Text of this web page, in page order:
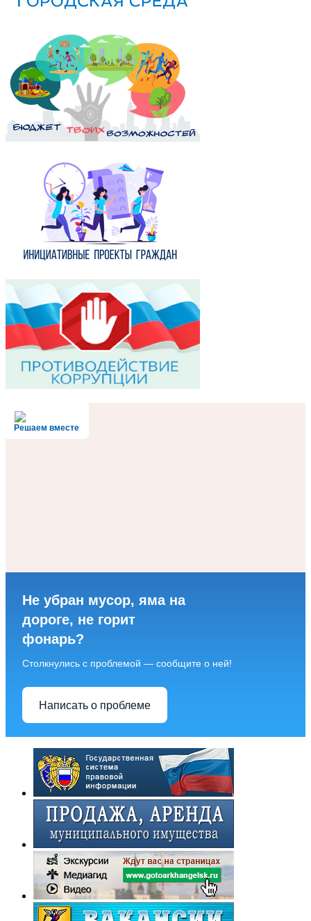
Решаем вместе
Не убран мусор, яма на
дороге, не горит
фонарь?
Столкнулись с проблемой — сообщите о ней!
Написать о проблеме